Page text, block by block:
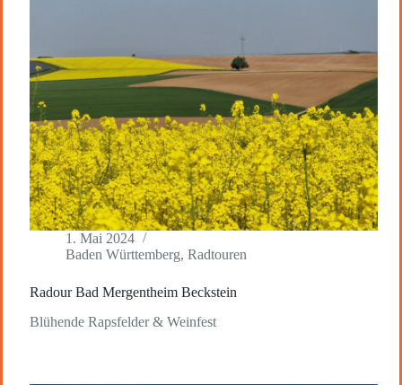
1. Mai 2024
Baden Württemberg, Radtouren
Radour Bad Mergentheim Beckstein
Blühende Rapsfelder & Weinfest